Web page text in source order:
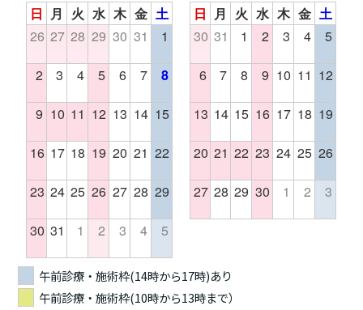
日 月 火 水 木 金 土
26 27 28 29 30 31 1
2 3 4 5 6 7 8
9 10 11 12 13 14 15
16 17 18 19 20 21 22
23 24 25 26 27 28 29
30 31 1 2 3 4 5
日 月 火 水 木 金 土
30 31 1 2 3 4 5
6 7 8 9 10 11 12
13 14 15 16 17 18 19
20 21 22 23 24 25 26
27 28 29 30 1 2 3
午前診療・施術枠(14時から17時)あり
午前診療・施術枠(10時から13時まで）